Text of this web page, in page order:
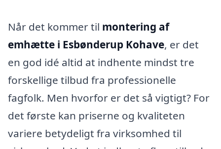
Når det kommer til montering af
emhætte i Esbønderup Kohave, er det
en god idé altid at indhente mindst tre
forskellige tilbud fra professionelle
fagfolk. Men hvorfor er det så vigtigt? For
det første kan priserne og kvaliteten
variere betydeligt fra virksomhed til